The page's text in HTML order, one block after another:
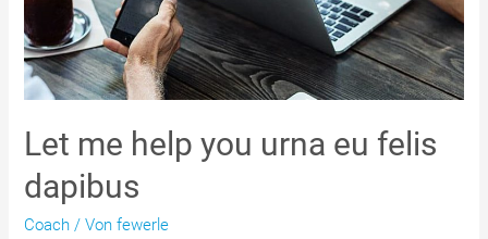
Let me help you urna eu felis
dapibus
Coach / Vonfewerle